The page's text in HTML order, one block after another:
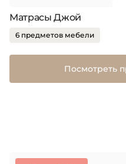
Матрасы Джой
6 предметов мебели
Посмотреть